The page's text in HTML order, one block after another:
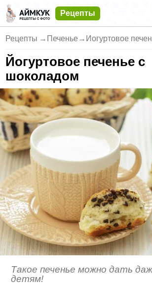
Рецепты
Рецепты → Печенье → Йогуртовое
Йогуртовое печенье с
шоколадом
Такое печенье можно дать
детям!